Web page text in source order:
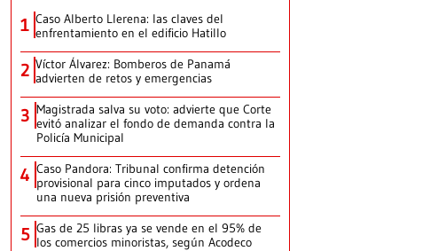
1 Caso Alberto Llerena: las claves del
enfrentamiento en el edificio Hatillo
2 Víctor Álvarez: Bomberos de Panamá
advierten de retos y emergencias
3 Magistrada salva su voto: advierte que Corte
evitó analizar el fondo de demanda contra la
Policía Municipal
4 Caso Pandora: Tribunal confirma detención
provisional para cinco imputados y ordena
una nueva prisión preventiva
5 Gas de 25 libras ya se vende en el 95% de
los comercios minoristas, según Acodeco